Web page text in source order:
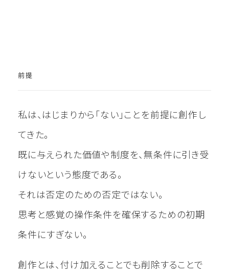
前提
私は、はじまりから「ない」ことを前提に創作し
てきた。
既に与えられた価値や制度を、無条件に引き受
けないという態度である。
それは否定のための否定ではない。
思考と感覚の操作条件を確保するための初期
条件にすぎない。
創作とは、付け加えることでも削除することで